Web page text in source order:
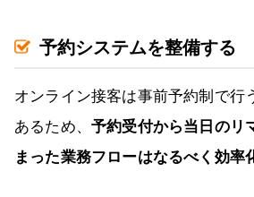
予約システムを整備する
オンライン接客は事前予約制で行
あるため、 予約受付から当日のリ
まった業務フローはなるべく効率